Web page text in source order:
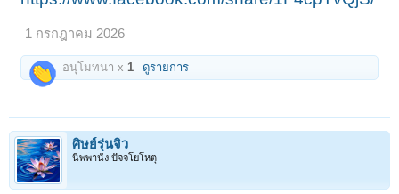
1 กรกฎาคม 2026
อนุโมทนา x1 ดูรายการ
ศิษย์รุ่นจิ๋ว
นิพพานัง ปัจจโยโหตุ